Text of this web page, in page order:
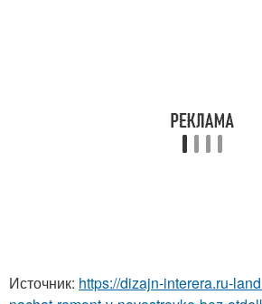
Источник: https://dizajn-interera.ru-